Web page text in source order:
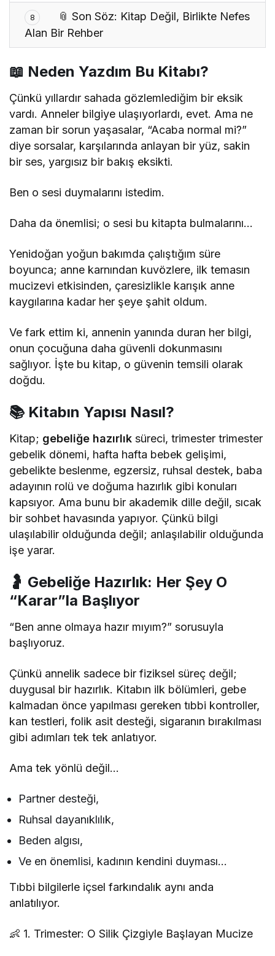
8
📎 Son Söz: Kitap Değil, Birlikte Nefes
Alan Bir Rehber
📖 Neden Yazdım Bu Kitabı?
Çünkü yıllardır sahada gözlemlediğim bir eksik
vardı. Anneler bilgiye ulaşıyorlardı, evet. Ama ne
zaman bir sorun yaşasalar, “Acaba normal mi?”
diye sorsalar, karşılarında anlayan bir yüz, sakin
bir ses, yargısız bir bakış eksikti.
Ben o sesi duymalarını istedim.
Daha da önemlisi; o sesi bu kitapta bulmalarını…
Yenidoğan yoğun bakımda çalıştığım süre
boyunca; anne karnından kuvözlere, ilk temasın
mucizevi etkisinden, çaresizlikle karışık anne
kaygılarına kadar her şeye şahit oldum.
Ve fark ettim ki, annenin yanında duran her bilgi,
onun çocuğuna daha güvenli dokunmasını
sağlıyor. İşte bu kitap, o güvenin temsili olarak
doğdu.
📚 Kitabın Yapısı Nasıl?
Kitap; gebeliğe hazırlık süreci, trimester trimester
gebelik dönemi, hafta hafta bebek gelişimi,
gebelikte beslenme, egzersiz, ruhsal destek, baba
adayının rolü ve doğuma hazırlık gibi konuları
kapsıyor. Ama bunu bir akademik dille değil, sıcak
bir sohbet havasında yapıyor. Çünkü bilgi
ulaşılabilir olduğunda değil; anlaşılabilir olduğunda
işe yarar.
🤰 Gebeliğe Hazırlık: Her Şey O
“Karar”la Başlıyor
“Ben anne olmaya hazır mıyım?” sorusuyla
başlıyoruz.
Çünkü annelik sadece bir fiziksel süreç değil;
duygusal bir hazırlık. Kitabın ilk bölümleri, gebe
kalmadan önce yapılması gereken tıbbi kontroller,
kan testleri, folik asit desteği, sigaranın bırakılması
gibi adımları tek tek anlatıyor.
Ama tek yönlü değil…
Partner desteği,
Ruhsal dayanıklılık,
Beden algısı,
Ve en önemlisi, kadının kendini duyması…
Tıbbi bilgilerle içsel farkındalık aynı anda
anlatılıyor.
👶 1. Trimester: O Silik Çizgiyle Başlayan Mucize